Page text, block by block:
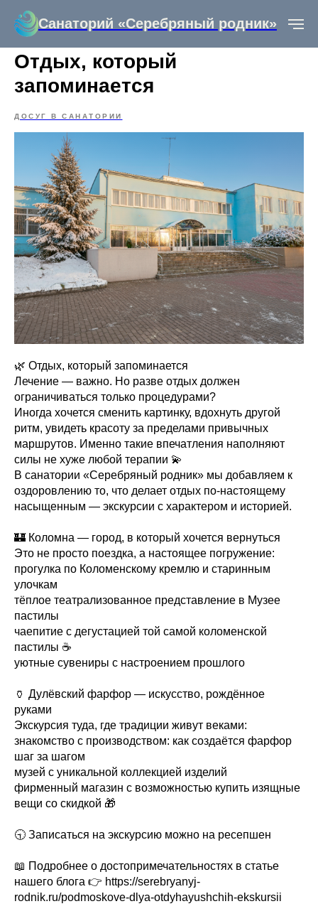
Санаторий «Серебряный родник»
Отдых, который
запоминается
ДОСУГ В САНАТОРИИ
🌿 Отдых, который запоминается
Лечение — важно. Но разве отдых должен
ограничиваться только процедурами?
Иногда хочется сменить картинку, вдохнуть другой
ритм, увидеть красоту за пределами привычных
маршрутов. Именно такие впечатления наполняют
силы не хуже любой терапии 💫
В санатории «Серебряный родник» мы добавляем к
оздоровлению то, что делает отдых по-настоящему
насыщенным — экскурсии с характером и историей.
🏰 Коломна — город, в который хочется вернуться
Это не просто поездка, а настоящее погружение:
прогулка по Коломенскому кремлю и старинным
улочкам
тёплое театрализованное представление в Музее
пастилы
чаепитие с дегустацией той самой коломенской
пастилы ☕️
уютные сувениры с настроением прошлого
🏺 Дулёвский фарфор — искусство, рождённое
руками
Экскурсия туда, где традиции живут веками:
знакомство с производством: как создаётся фарфор
шаг за шагом
музей с уникальной коллекцией изделий
фирменный магазин с возможностью купить изящные
вещи со скидкой 🎁
🕤 Записаться на экскурсию можно на ресепшен
📖 Подробнее о достопримечательностях в статье
нашего блога 👉 https://serebryanyj-
rodnik.ru/podmoskove-dlya-otdyhayushchih-ekskursii